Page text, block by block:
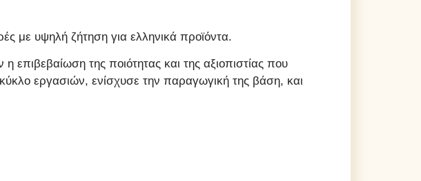
με υψηλή ζήτηση για ελληνικά προϊόντα.
της ποιότητας και της αξιοπιστίας που
εργασιών, ενίσχυσε την παραγωγική της βάση, και